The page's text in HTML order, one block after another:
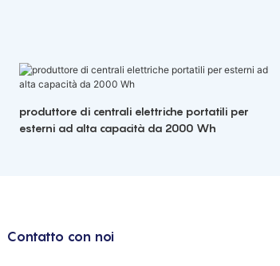
produttore di centrali elettriche portatili per
esterni ad alta capacità da 2000 Wh
Contatto con noi